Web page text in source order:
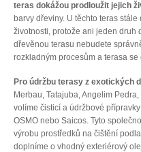
teras dokážou prodloužit jejich
barvy dřeviny. U těchto teras
životnosti, protože ani jeden druh
dřevěnou terasu nebudete
rozkladným procesům a terasa
Pro údržbu terasy z exotických
Merbau, Tatajuba, Angelim
volíme čisticí a údržbové
OSMO nebo Saicos. Tyto
výrobu prostředků na čištění
doplníme o vhodný exteriérový